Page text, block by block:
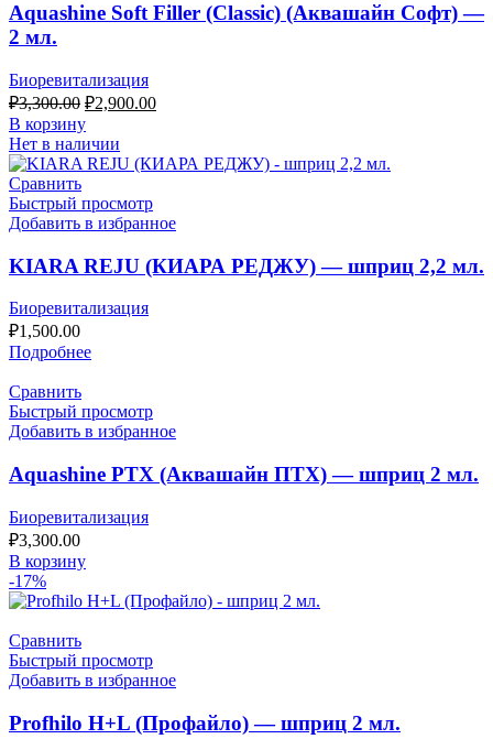
Aquashine Soft Filler (Classic) (Аквашайн Софт) —
2 мл.
Биоревитализация
₽3,300.00 Первоначальная
цена
составляла
₽3,300.00.
₽2,900.00Текущая
В корзину
Нет в наличии
Сравнить
Быстрый просмотр
Добавить в избранное
KIARA REJU (КИАРА РЕДЖУ) — шприц 2,2 мл.
Биоревитализация
₽1,500.00
Подробнее
Сравнить
Быстрый просмотр
Добавить в избранное
Aquashine PTX (Аквашайн ПТХ) — шприц 2 мл.
Биоревитализация
₽3,300.00
В корзину
-17%
Сравнить
Быстрый просмотр
Добавить в избранное
Profhilo H+L (Профайло) — шприц 2 мл.